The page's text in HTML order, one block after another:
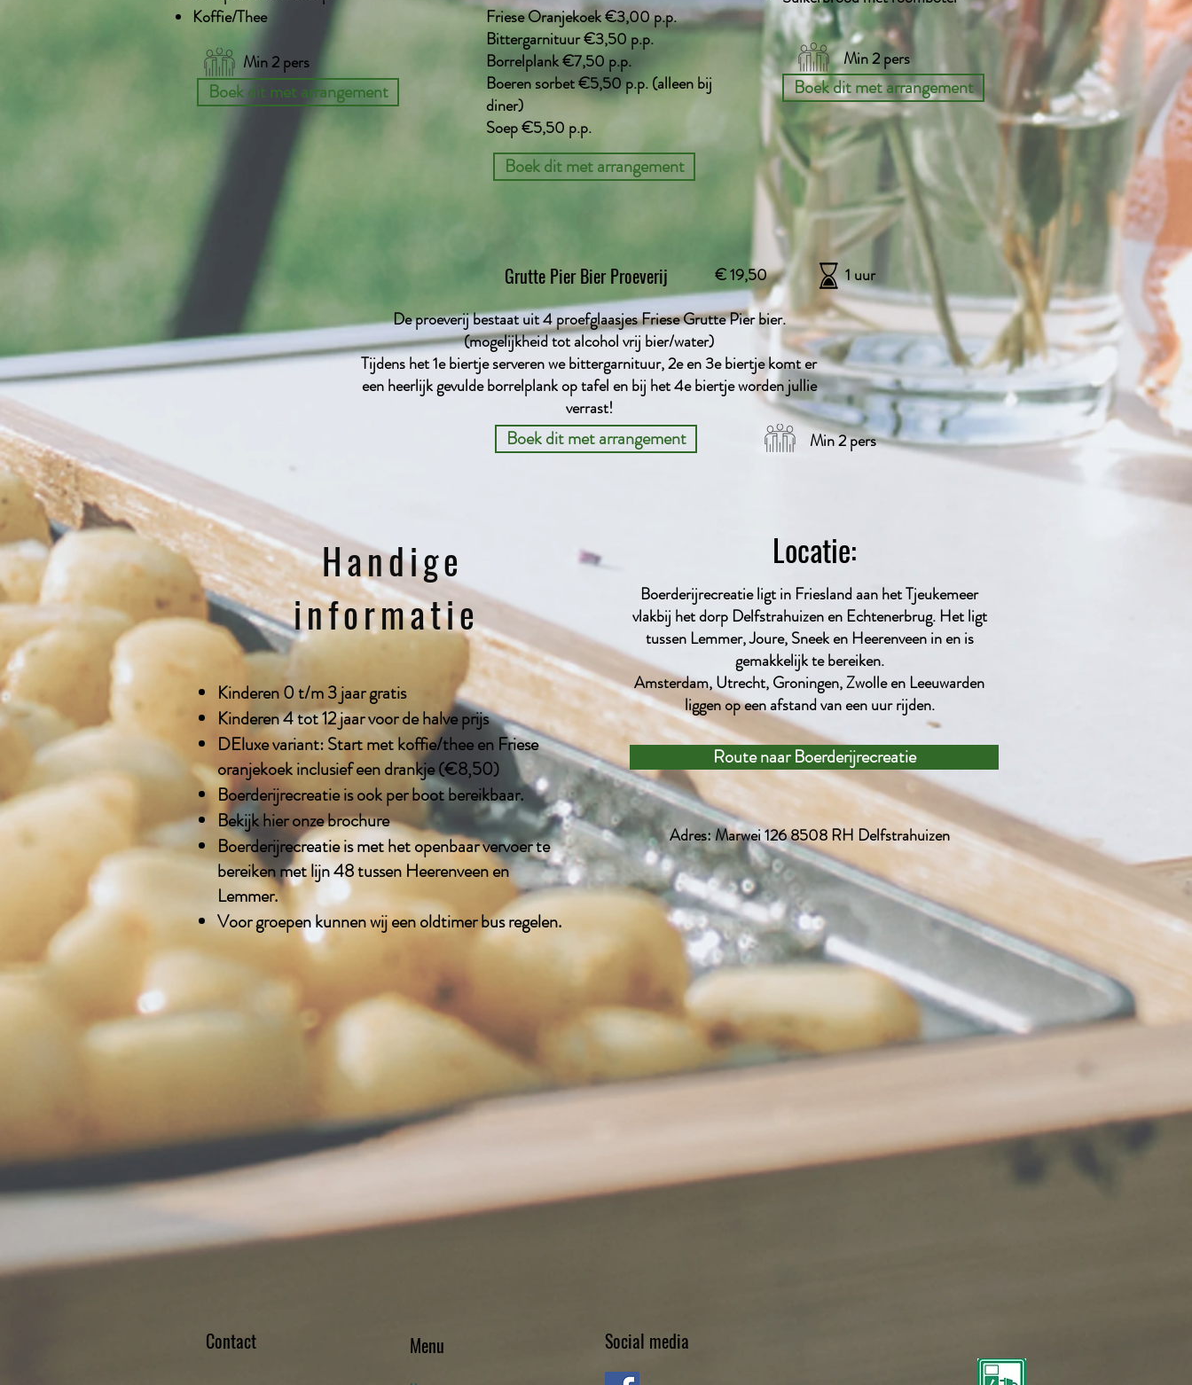
Min 2 pers
Koffie/Thee
Friese Oranjekoek €3,00 p.p.
Bittergarnituur €3,50 p.p.
Borrelplank €7,50 p.p.
Boeren sorbet €5,50 p.p. (alleen bij
diner)
Soep €5,50 p.p.
Boek dit met arrangement
Boek dit met arrangement
Min 2 pers
Boek dit met arrangement
Grutte Pier Bier Proeverij
De proeverij bestaat uit 4 proefglaasjes Friese Grutte Pier bier.
(mogelijkheid tot alcohol vrij bier/water)
Tijdens het 1e biertje serveren we bittergarnituur, 2e en 3e biertje komt er
een heerlijk gevulde borrelplank op tafel en bij het 4e biertje worden jullie
verrast!
€ 19,50 1 uur
Min 2 pers
Boek dit met arrangement
Kinderen 0 t/m 3 jaar gratis
Kinderen 4 tot 12 jaar voor de halve prijs
DEluxe variant: Start met koffie/thee en Friese
oranjekoek inclusief een drankje (€8,50)
Boerderijrecreatie is ook per boot bereikbaar.
Bekijk hier onze brochure
Boerderijrecreatie is met het openbaar vervoer te
bereiken met lijn 48 tussen Heerenveen en
Lemmer.
Voor groepen kunnen wij een oldtimer bus regelen.
Handige
informatie
Locatie:
Boerderijrecreatie ligt in Friesland aan het Tjeukemeer
vlakbij het dorp Delfstrahuizen en Echtenerbrug. Het ligt
tussen Lemmer, Joure, Sneek en Heerenveen in en is
gemakkelijk te bereiken.
Amsterdam, Utrecht, Groningen, Zwolle en Leeuwarden
liggen op een afstand van een uur rijden.
Route naar Boerderijrecreatie
Adres: Marwei 126 8508 RH Delfstrahuizen
Contact Social media
Menu